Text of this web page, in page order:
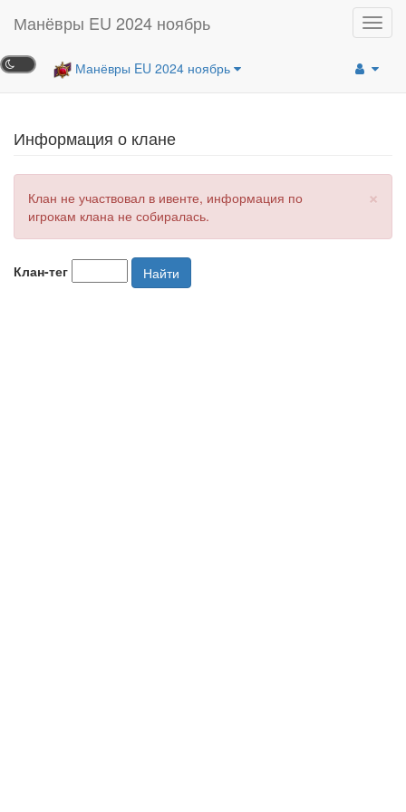
Манёвры EU 2024 ноябрь
Манёвры EU 2024 ноябрь
Информация о клане
×
Клан не участвовал в ивенте, информация по
игрокам клана не собиралась.
Клан-тег Найти